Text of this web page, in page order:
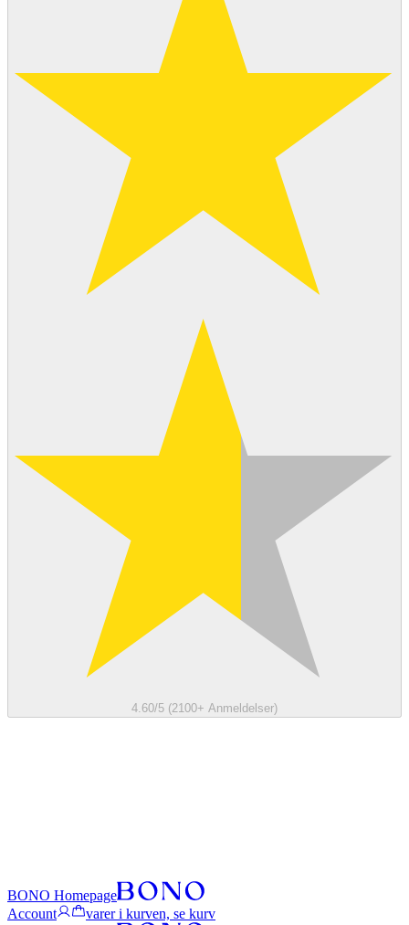
4.60/5 (2100+ Anmeldelser)
BONO Homepage
Account
varer i kurven, se kurv